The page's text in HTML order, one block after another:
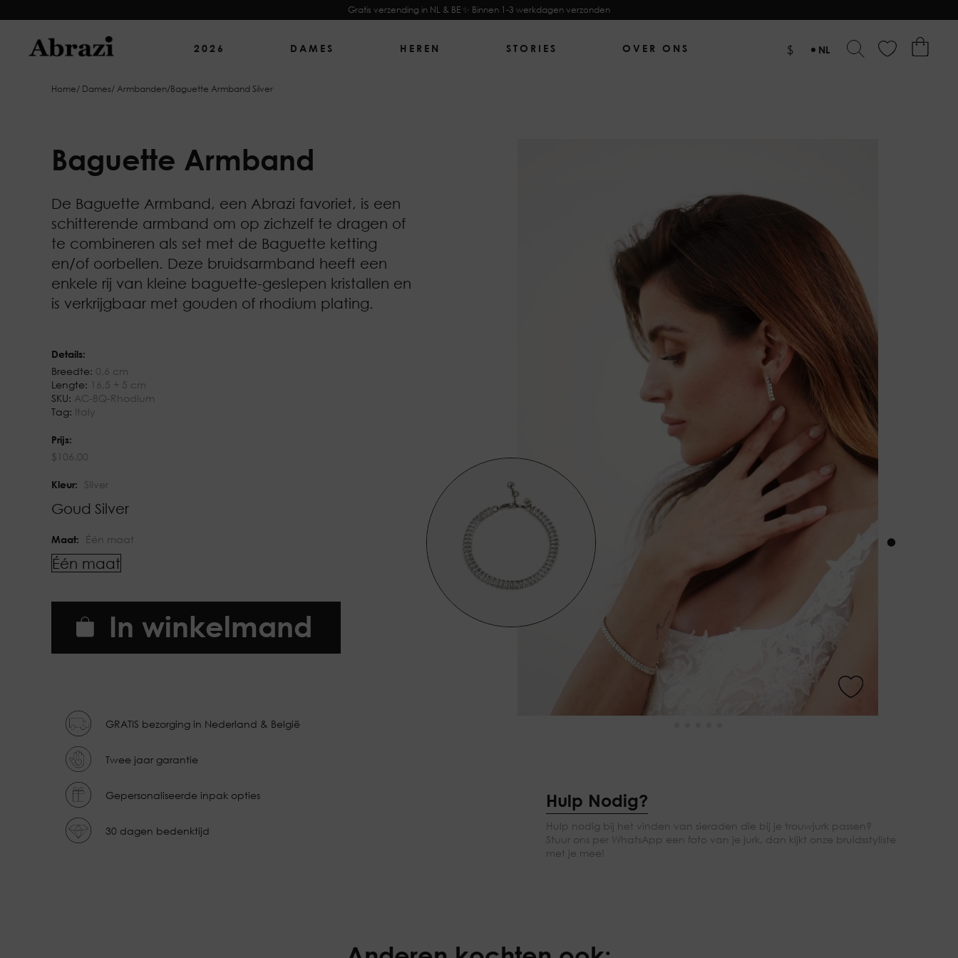
Gratis verzending in NL & BE ✨ Binnen 1-3 werkdagen verzonden
2026 DAMES HEREN STORIES OVER ONS $
NL
Home/ Dames/ Armbanden/Baguette Armband Silver
Baguette Armband
De Baguette Armband, een Abrazi favoriet, is een
schitterende armband om op zichzelf te dragen of
te combineren als set met de Baguette ketting
en/of oorbellen. Deze bruidsarmband heeft een
enkele rij van kleine baguette-geslepen kristallen en
is verkrijgbaar met gouden of rhodium plating.
Details:
Breedte: 0,6 cm
Lengte: 16,5 + 5 cm
SKU: AC-BQ-Rhodium
Tag: Italy
Prijs:
$ 106.00
Kleur: Silver
Goud Silver
Maat: Één maat
Één maat
In winkelmand
GRATIS bezorging in Nederland & België
Twee jaar garantie
Gepersonaliseerde inpak opties
30 dagen bedenktijd
Hulp Nodig?
Hulp nodig bij het vinden van sieraden die bij je trouwjurk passen?
Stuur ons per WhatsApp een foto van je jurk, dan kijkt onze bruidsstyliste
met je mee!